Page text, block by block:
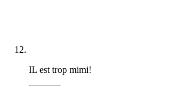
IL est trop mimi!